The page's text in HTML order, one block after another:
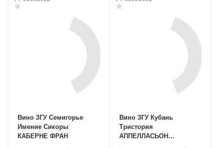
Вино ЗГУ Семигорье
Имение Сикоры
КАБЕРНЕ ФРАН
Вино ЗГУ Кубань
Тристория
АППЕЛЛАСЬОН